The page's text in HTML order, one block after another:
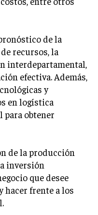
de la
recursos, la
interdepartamental,
efectiva. Además,
y
en logística
para obtener
de la producción
inversión
que desee
hacer frente a los